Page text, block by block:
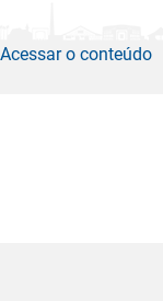
Acessar o conteúdo